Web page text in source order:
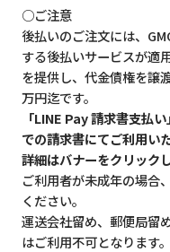
○ご注意
後払いのご注文には、
する後払いサービスが適
を提供し、代金債権を譲
万円迄です。
「LINE Pay 請求書支払
での請求書にてご利用い
詳細はバナーをクリック
ご利用者が未成年の場合
ください。
運送会社留め、郵便局留
はご利用不可となります。